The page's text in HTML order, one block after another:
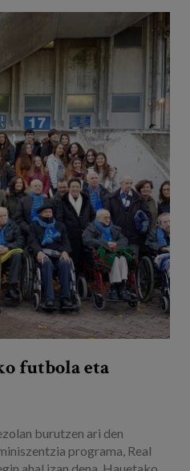
futbola eta
burutzen ari den
programa, Real
ahal izan dena. Hauetako